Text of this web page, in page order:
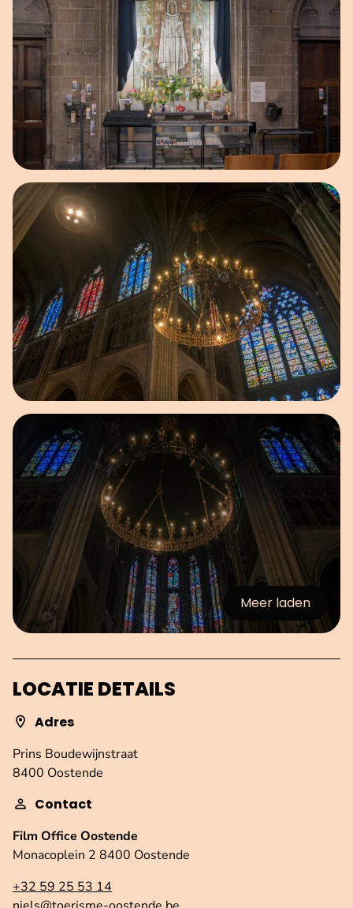
Open afbeelding in popup
Open afbeelding in popup
Meer laden
:afbeeldingen
LOCATIE DETAILS
Adres
Prins Boudewijnstraat
8400 Oostende
Contact
Film Office Oostende
Monacoplein 2 8400 Oostende
+32 59 25 53 14